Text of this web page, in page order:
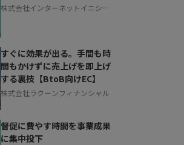
株式会社インターネットイニシア
すぐに効果が出る。手間も時
間もかけずに売上げを即上げ
する裏技【BtoB向けEC】
株式会社ラクーンフィナンシャル
督促に費やす時間を事業成果
に集中投下